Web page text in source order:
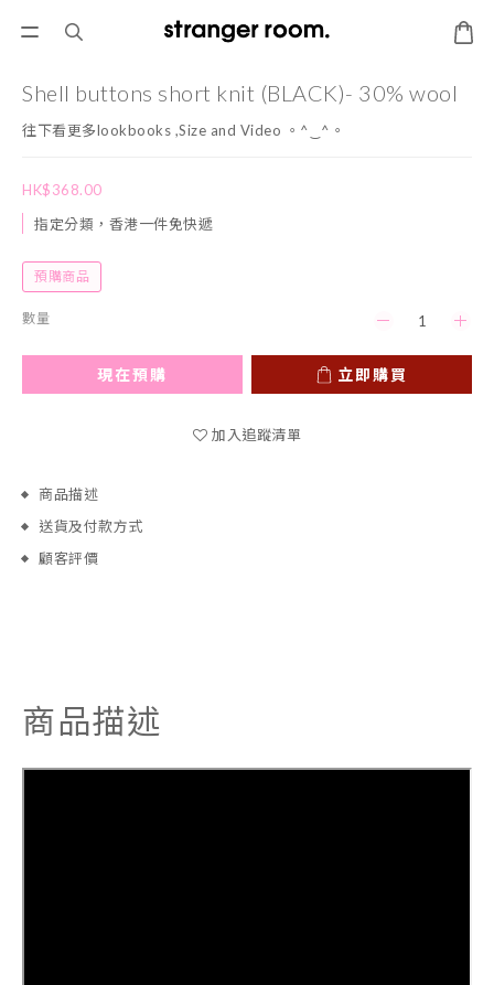
Shell buttons short knit (BLACK)- 30% wool
往下看更多lookbooks ,Size and Video 。^‿^。
HK$368.00
指定分類，香港一件免快遞
預購商品
數量
現在預購 立即購買
加入追蹤清單
商品描述
送貨及付款方式
顧客評價
商品描述